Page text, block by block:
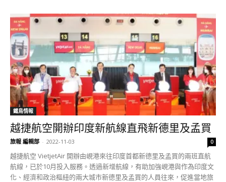
鐵鳥情報
越捷航空開辦印度新航線直飛新德里及孟買
旅報 編輯部 - 2022-11-03 0
越捷航空 VietjetAir 開辦由峴港來往印度首都新德里及孟買的兩班直航
航線，已於10月投入服務。透過新增航線，有助加強峴港與作為印度文
化、經濟和政治樞紐的兩大城市新德里及孟買的人員往來，促進當地旅